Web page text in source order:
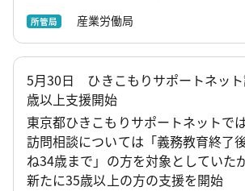
所管局 産業労働局
5月30日 ひきこもりサポートネッ
歳以上支援開始
東京都ひきこもりサポートネットで
訪問相談については「義務教育終了
ね34歳まで」の方を対象としていた
新たに35歳以上の方の支援を開始